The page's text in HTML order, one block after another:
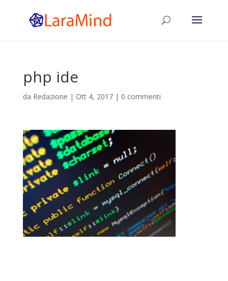
php ide
da Redazione | Ott 4, 2017| 0 commenti